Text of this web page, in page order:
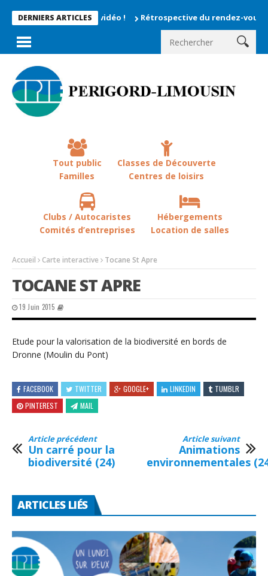
DERNIERS ARTICLES Rétrospective du rendez-vous la
Tout public
Familles
Classes de Découverte
Centres de loisirs
Clubs / Autocaristes
Comités d’entreprises
Hébergements
Location de salles
Accueil Carte interactive Tocane St Apre
TOCANE ST APRE
19 Juin 2015
Etude pour la valorisation de la biodiversité en bords de
Dronne (Moulin du Pont)
FACEBOOK TWITTER GOOGLE+ LINKEDIN
TUMBLR
PINTEREST
MAIL
Article précédent
Un carré pour la
biodiversité (24)
Article suivant
Animations
environnementales
ARTICLES LIÉS